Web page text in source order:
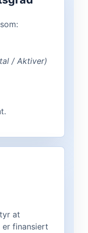
/ Aktiver)
at
finansiert